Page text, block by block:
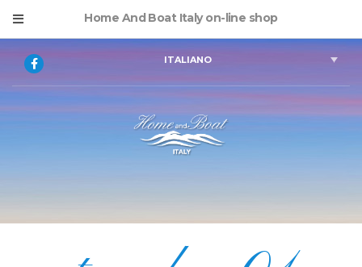
Home And Boat Italy on-line shop
ITALIANO